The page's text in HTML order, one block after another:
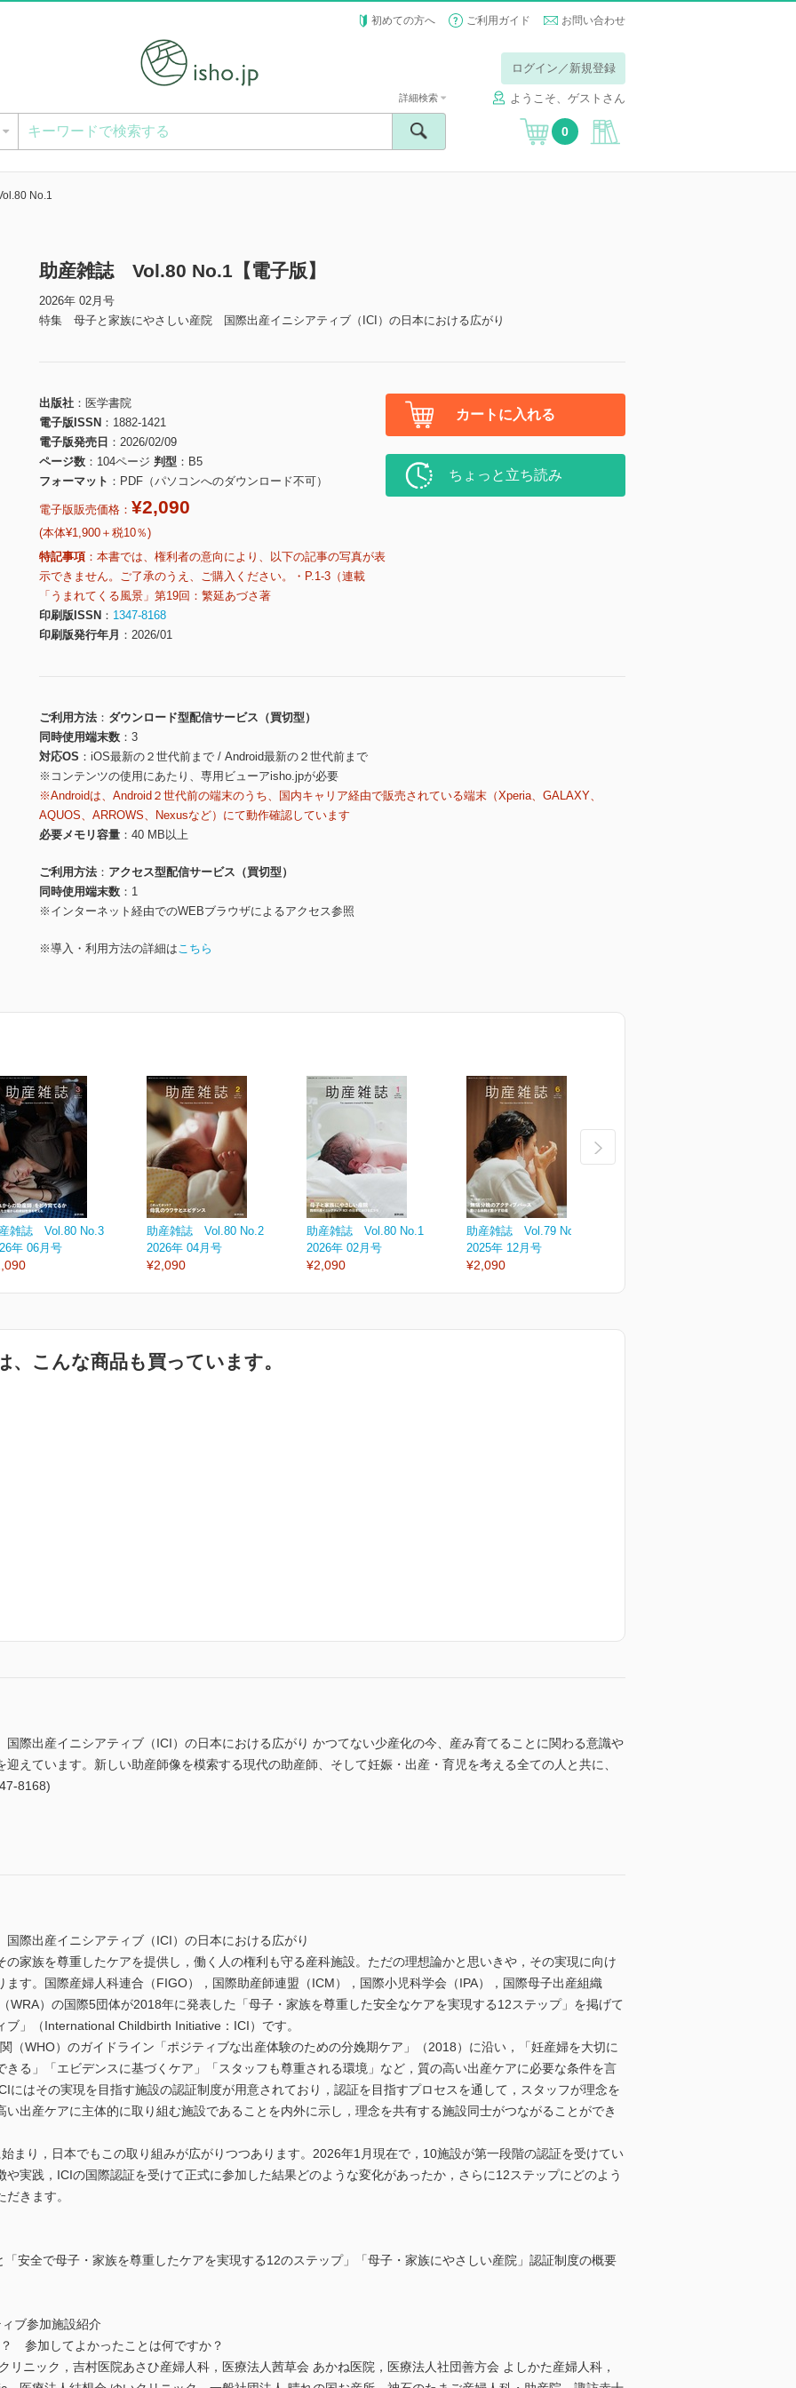
初めての方へ ご利用ガイド お問い合わせ
ログイン／新規登録
ようこそ、ゲストさん
詳細検索
0
No.1
助産雑誌 Vol.80 No.1【電子版】
2026年 02月号
特集 母子と家族にやさしい産院 国際出産イニシアティブ（ICI）の日本における広がり
出版社
医学書院
電子版ISSN
1882-1421
電子版発売日
2026/02/09
ページ数
104ページ 判型
B5
フォーマット
PDF（パソコンへのダウンロード不可）
電子版販売価格： ¥2,090
(本体¥1,900＋税10％)
特記事項
本書では、権利者の意向により、以下の記事の写真が表
示できません。ご了承のうえ、ご購入ください。・P.1-3（連載
「うまれてくる風景」第19回：繁延あづさ著
印刷版ISSN
1347-8168
印刷版発行年月
2026/01
カートに入れる
ちょっと立ち読み
ご利用方法
ダウンロード型配信サービス（買切型）
同時使用端末数
3
対応OS
iOS最新の２世代前まで / Android最新の２世代前まで
※コンテンツの使用にあたり、専用ビューアisho.jpが必要
※Androidは、Android２世代前の端末のうち、国内キャリア経由で販売されている端末（Xperia、GALAXY、
AQUOS、ARROWS、Nexusなど）にて動作確認しています
必要メモリ容量
40 MB以上
ご利用方法
アクセス型配信サービス（買切型）
同時使用端末数
1
※インターネット経由でのWEBブラウザによるアクセス参照
※導入・利用方法の詳細はこちら
雑誌 Vol.80 No.3
年 06月号
助産雑誌 Vol.80 No.2
2026年 04月号
¥2,090
助産雑誌 Vol.80 No.1
2026年 02月号
¥2,090
助産雑誌 Vol.79 No.6
2025年 12月号
¥2,090
、こんな商品も買っています。
出産イニシアティブ（ICI）の日本における広がり かつてない少産化の今、産み育てることに関わる意識や
えています。新しい助産師像を模索する現代の助産師、そして妊娠・出産・育児を考える全ての人と共に、
8168)
際出産イニシアティブ（ICI）の日本における広がり
家族を尊重したケアを提供し，働く人の権利も守る産科施設。ただの理想論かと思いきや，その実現に向け
ます。国際産婦人科連合（FIGO），国際助産師連盟（ICM），国際小児科学会（IPA），国際母子出産組織
WRA）の国際5団体が2018年に発表した「母子・家族を尊重した安全なケアを実現する12ステップ」を掲げて
」（International Childbirth Initiative：ICI）です。
WHO）のガイドライン「ポジティブな出産体験のための分娩期ケア」（2018）に沿い，「妊産婦を大切に
きる」「エビデンスに基づくケア」「スタッフも尊重される環境」など，質の高い出産ケアに必要な条件を言
にはその実現を目指す施設の認証制度が用意されており，認証を目指すプロセスを通して，スタッフが理念を
出産ケアに主体的に取り組む施設であることを内外に示し，理念を共有する施設同士がつながることができ
り，日本でもこの取り組みが広がりつつあります。2026年1月現在で，10施設が第一段階の認証を受けてい
実践，ICIの国際認証を受けて正式に参加した結果どのような変化があったか，さらに12ステップにどのよう
きます。
安全で母子・家族を尊重したケアを実現する12のステップ」「母子・家族にやさしい産院」認証制度の概要
ブ参加施設紹介
参加してよかったことは何ですか？
リニック，吉村医院あさひ産婦人科，医療法人茜草会 あかね医院，医療法人社団善方会 よしかた産婦人科，